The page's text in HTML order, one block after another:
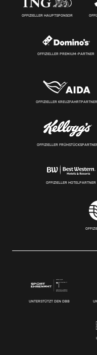
OFFIZIELLER HAUPTSPONSOR
OFFIZIELLER PREMIUM-PARTNER
OFFIZIELLER KREUZFAHRTPARTNER
OFFIZIELLER
OFFIZIELLER
UNTERSTÜTZT DEN DBB